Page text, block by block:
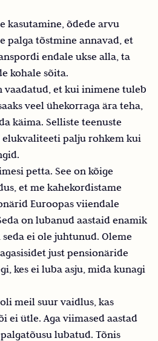
kasutamine, õdede arvu
palga tõstmine annavad, et
endale ukse alla, ta
kohale sõita.
vaadatud, et kui inimene tuleb
veel ühekorraga ära teha,
käima. Selliste teenuste
palju rohkem kui
petta. See on kõige
et me kahekordistame
Euroopas viiendale
on lubanud aastaid enamik
ei ole juhtunud. Oleme
just pensionäride
kes ei luba asju, mida kunagi
meil suur vaidlus, kas
ei ütle. Aga viimased aastad
lubatud. Tõnis